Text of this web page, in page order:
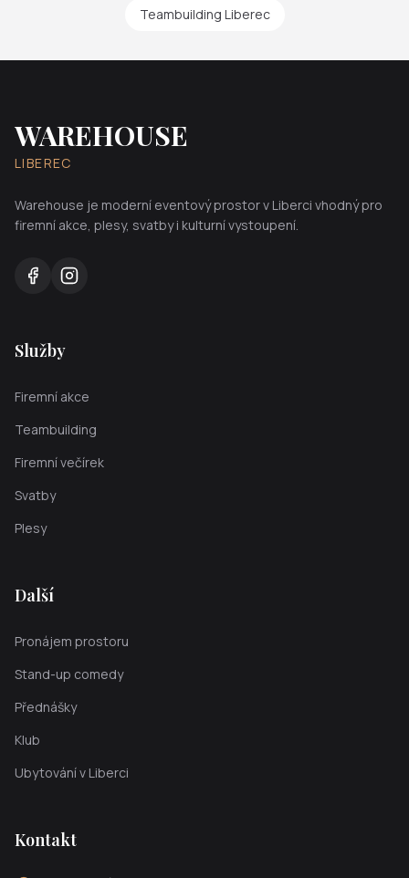
Teambuilding Liberec
WAREHOUSE
LIBEREC
Warehouse je moderní eventový prostor v Liberci vhodný pro
firemní akce, plesy, svatby i kulturní vystoupení.
Služby
Firemní akce
Teambuilding
Firemní večírek
Svatby
Plesy
Další
Pronájem prostoru
Stand-up comedy
Přednášky
Klub
Ubytování v Liberci
Kontakt